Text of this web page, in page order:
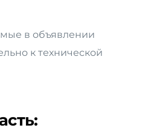
в объявлении
к технической